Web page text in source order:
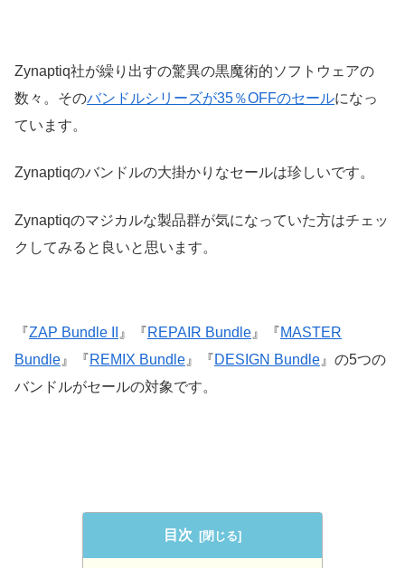
Zynaptiq社が繰り出すの驚異の黒魔術的ソフトウェアの
数々。そのバンドルシリーズが35％OFFのセールになっ
ています。
Zynaptiqのバンドルの大掛かりなセールは珍しいです。
Zynaptiqのマジカルな製品群が気になっていた方はチェッ
クしてみると良いと思います。
『 ZAP Bundle II 』『 REPAIR Bundle』『 MASTER
Bundle』『 REMIX Bundle』『 DESIGN Bundle』の5つの
バンドルがセールの対象です。
目次